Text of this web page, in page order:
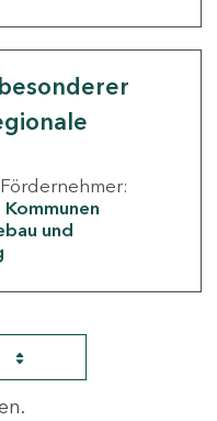
Fördernehmer:
Kommunen
und